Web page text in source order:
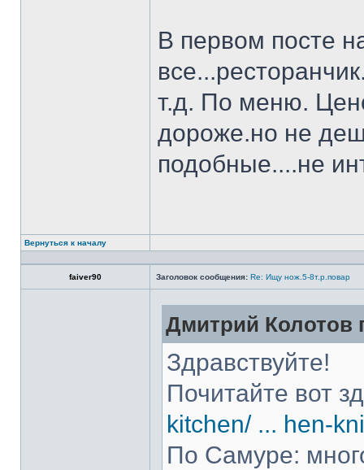
В первом посте
т.д. По меню.
дороже.но не
подобные....не
Вернуться к началу
faiver90 Заголовок сообщения: Re: Ищу нож.5-8т.р.повар
Дмитрий Колотов
Здравствуйте!
Почитайте вот
kitchen/ ... hen-
По Самуре: